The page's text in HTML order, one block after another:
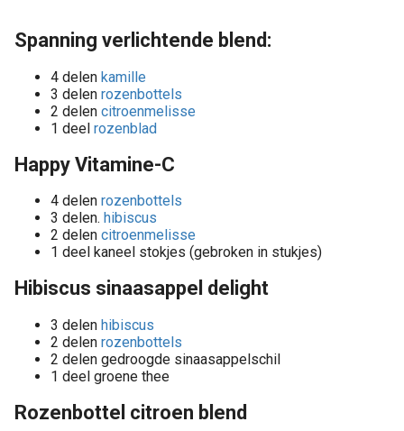
Spanning verlichtende blend:
4 delen kamille
3 delen rozenbottels
2 delen citroenmelisse
1 deel rozenblad
Happy Vitamine-C
4 delen rozenbottels
3 delen. hibiscus
2 delen citroenmelisse
1 deel kaneel stokjes (gebroken in stukjes)
Hibiscus sinaasappel delight
3 delen hibiscus
2 delen rozenbottels
2 delen gedroogde sinaasappelschil
1 deel groene thee
Rozenbottel citroen blend